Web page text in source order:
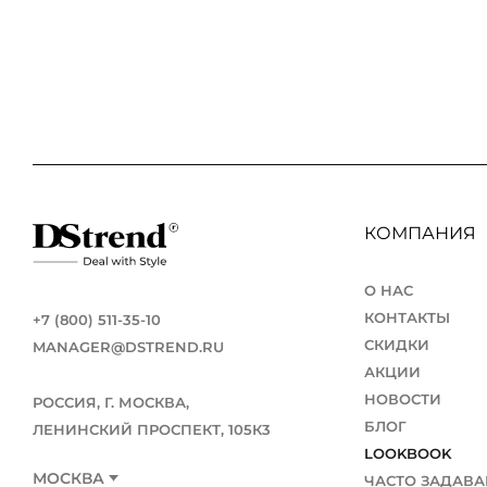
ЧАСТО ЗАДАВАЕМЫЕ ВОПРОСЫ
ОПТОВЫМ ПОКУПАТЕЛЯМ
РОЗНИЧНЫМ ПОКУПАТЕЛЯМ
ДОСТАВКА
+7 (800) 511-35-10
MANAGER@DSTREND.RU
РОССИЯ, Г. МОСКВА,
ЛЕНИНСКИЙ ПРОСПЕКТ, 105К3
МОСКВА
КОМПАНИЯ
О НАС
КОНТАКТЫ
СКИДКИ
АКЦИИ
НОВОСТИ
БЛОГ
LOOKBOOK
ЧАСТО